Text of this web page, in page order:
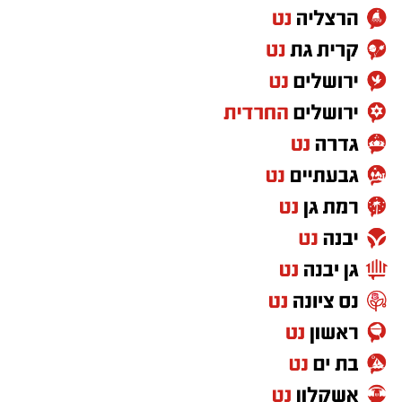
במשמעת, באחדות ובנחישות, ולבצע משימות למען
מטרה שהם מאמינים בה מוכיחים בפועל שיש להם
את כל היכולות הנדרשות להשתלבות במסגרת
צבאית.
לכן, הטענה ש"חרדים לא מתאימים לצבא" פשוט
לא מתיישבת עם המציאות שנראית לעין.
ועזבו לרגע את דעתי האישית, שמי שלא תורם
למדינה לא יכול לצפות ליהנות מכל הזכויות שהיא
מעניקה. ולא חסרות דרכים לתרום למדינה שבה
אתה חי, מגדל את ילדיך וישן בביטחון מדי לילה.
אבל מעבר לשאלת השוויון בנטל, אני שואלת את
עצמי איזה מסר אנחנו מעבירים לילדים שלנו,
לציבור הישראלי ולעולם כולו.